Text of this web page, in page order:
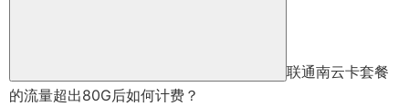
联通南云卡套餐
的流量超出80G后如何计费？